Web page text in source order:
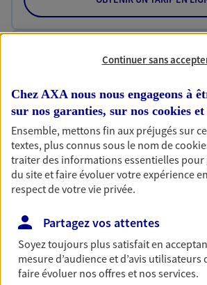
Habitation
contrat Ma Maison assure votre
protégeant ce qui vous tient à
Découvrir l'offre Habitation
OBTENIR UN TARIF EN
Bricoleuse, féru de jardinage,
ou grande lectrice… personne
accident du quotidien. Avec Ma
Accident, protégez votre qualité de
Continuer sans
Chez AXA nous nous engageons à
sur nos garanties, sur nos cookies
Ensemble, mettons fin aux préjugés sur
textes, plus connus sous le nom de
traiter des informations essentielles
du site et faire évoluer votre expérience
respect de votre vie privée.
Partagez vos attentes
Soyez toujours plus satisfait en
mesure d’audience et d’avis
faire évoluer nos offres et nos services.